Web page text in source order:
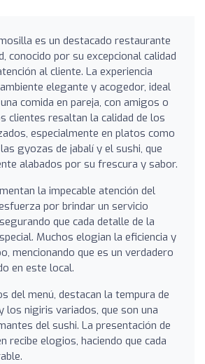
es un destacado restaurante
conocido por su excepcional calidad
al cliente. La experiencia
elegante y acogedor, ideal
comida en pareja, con amigos o
clientes resaltan la calidad de los
especialmente en platos como
gyozas de jabalí y el sushi, que
alabados por su frescura y sabor.
la impecable atención del
por brindar un servicio
que cada detalle de la
Muchos elogian la eficiencia y
mencionando que es un verdadero
en este local.
del menú, destacan la tempura de
nigiris variados, que son una
del sushi. La presentación de
recibe elogios, haciendo que cada